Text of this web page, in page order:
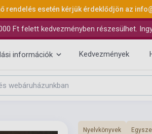
rendelés esetén kérjük érdeklődjön az
Ft felett kedvezményben részesülhet.
információk Kedvezmények
Nyelvkönyvek